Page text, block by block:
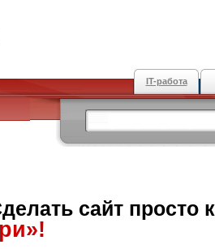
IT-работа
сайт просто